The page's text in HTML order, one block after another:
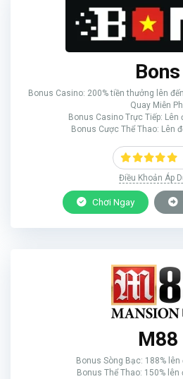
Bons
Bonus Casino: 200% tiền thưởng lên
Quay Miễn
Bonus Casino Trực Tiếp: Lên
Bonus Cược Thể Thao: Lên
Điều Khoản Áp
Chơi Ngay
M88
Bonus Sòng Bạc: 188% lên
Bonus Thể Thao: 150% lên